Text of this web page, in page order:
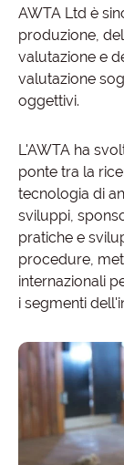
AWTA Ltd è
produzione,
valutazione e
valutazione
oggettivi.
L'AWTA ha
ponte tra la
tecnologia di
sviluppi,
pratiche e
procedure,
internazionali
i segmenti